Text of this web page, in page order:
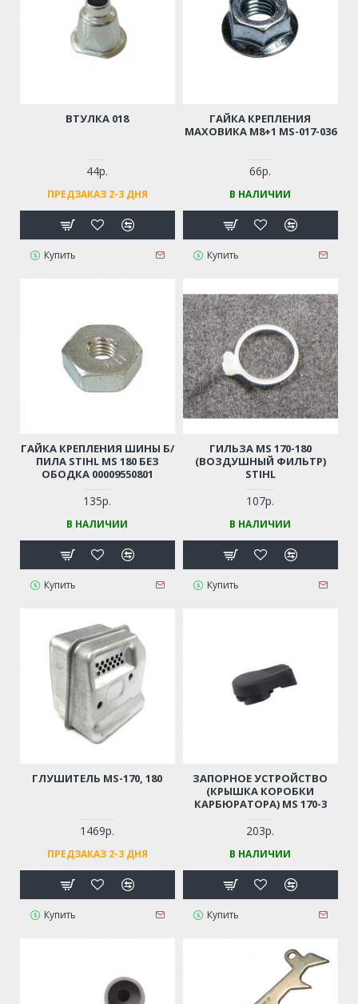
ВТУЛКА 018
44р.
ПРЕДЗАКАЗ 2-3 ДНЯ
Купить
ГАЙКА КРЕПЛЕНИЯ
МАХОВИКА М8+1 MS-017-036
66р.
В НАЛИЧИИ
Купить
ГАЙКА КРЕПЛЕНИЯ ШИНЫ Б/
ПИЛА STIHL MS 180 БЕЗ
ОБОДКА 00009550801
135р.
В НАЛИЧИИ
Купить
ГИЛЬЗА MS 170-180
(ВОЗДУШНЫЙ ФИЛЬТР)
STIHL
107р.
В НАЛИЧИИ
Купить
ГЛУШИТЕЛЬ MS-170, 180
1469р.
ПРЕДЗАКАЗ 2-3 ДНЯ
Купить
ЗАПОРНОЕ УСТРОЙСТВО
(КРЫШКА КОРОБКИ
КАРБЮРАТОРА) MS 170-3
203р.
В НАЛИЧИИ
Купить